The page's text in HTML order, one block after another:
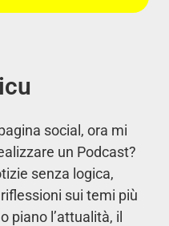
social, ora mi
un Podcast?
senza logica,
sui temi più
piano l’attualità, il